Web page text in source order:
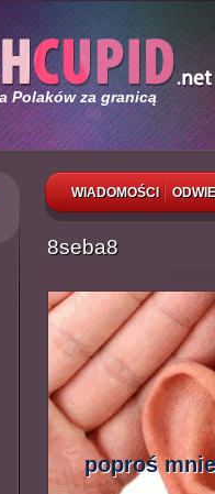
Polaków za granicą
WIADOMOŚCI
8seba8
poproś